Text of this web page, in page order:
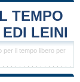
TEMPO
LEINI
per il tempo libero per